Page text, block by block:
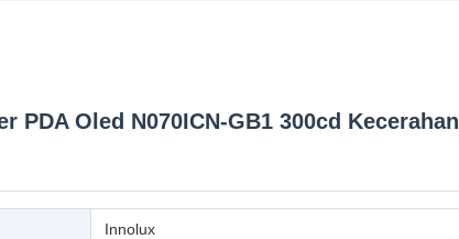
Oled N070ICN-GB1 300cd Kecerahan
Innolux